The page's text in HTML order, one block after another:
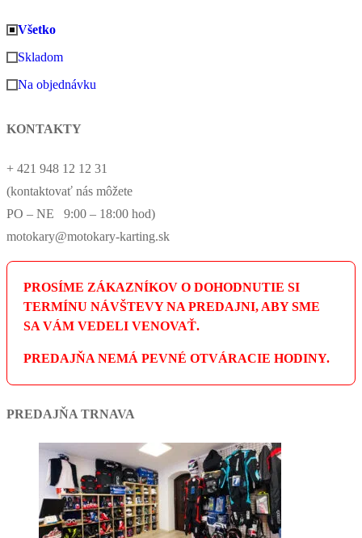
Všetko
Skladom
Na objednávku
KONTAKTY
+ 421 948 12 12 31
(kontaktovať nás môžete
PO – NE 9:00 – 18:00 hod)
motokary@motokary-karting.sk
PROSÍME ZÁKAZNÍKOV O DOHODNUTIE SI
TERMÍNU NÁVŠTEVY NA PREDAJNI, ABY SME
SA VÁM VEDELI VENOVAŤ.
PREDAJŇA NEMÁ PEVNÉ OTVÁRACIE HODINY.
PREDAJŇA TRNAVA